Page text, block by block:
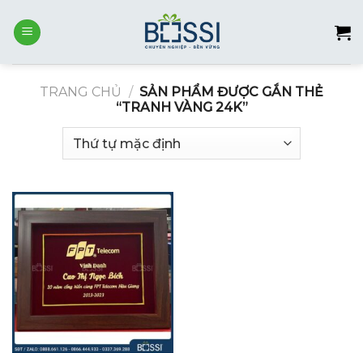
content
TRANG CHỦ / SẢN PHẨM ĐƯỢC GẮN THẺ
“TRANH VÀNG 24K”